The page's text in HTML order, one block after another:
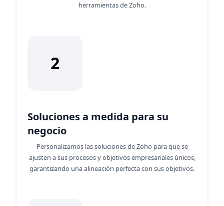
herramientas de Zoho.
2
Soluciones a medida para su
negocio
Personalizamos las soluciones de Zoho para que se
ajusten a sus procesos y objetivos empresariales únicos,
garantizando una alineación perfecta con sus objetivos.